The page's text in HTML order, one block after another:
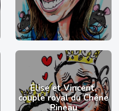
Élise et Vincent,
couple royal du Chêne
Pineau